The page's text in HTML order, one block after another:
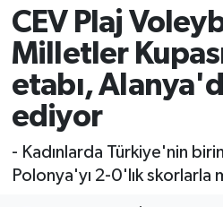
CEV Plaj
Milletler
etabı,
ediyor
- Kadınlarda Türkiye'nin
Polonya'yı 2-0'lık skorlarla